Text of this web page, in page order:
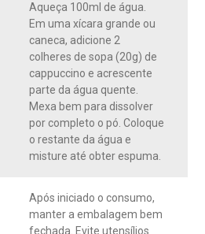
Aqueça 100ml de água.
Em uma xícara grande ou
caneca, adicione 2
colheres de sopa (20g) de
cappuccino e acrescente
parte da água quente.
Mexa bem para dissolver
por completo o pó. Coloque
o restante da água e
misture até obter espuma.
Após iniciado o consumo,
manter a embalagem bem
fechada. Evite utensílios